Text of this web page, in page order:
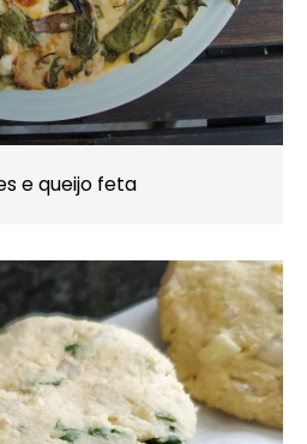
e queijo feta